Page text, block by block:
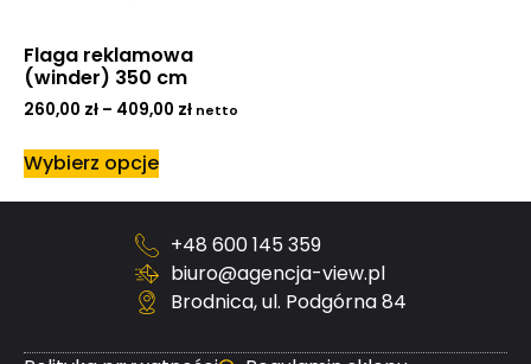
Flaga reklamowa
(winder) 350 cm
260,00 zł – 409,00 zł netto
Wybierz opcje
+48 600 145 359
biuro@agencja-view.pl
Brodnica, ul. Podgórna 84